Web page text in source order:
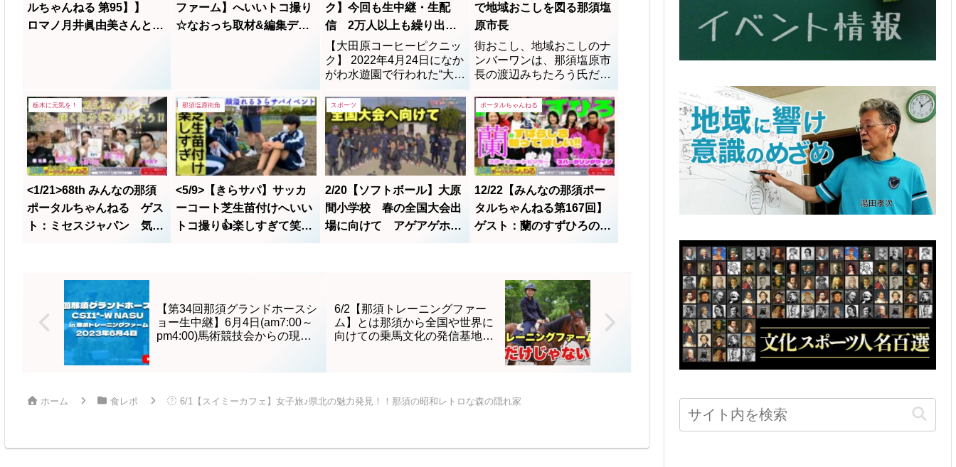
ルちゃんねる 第95】】
ロマノ月井眞由美さんと占
ファーム】へいいトコ撮り
☆なおっち取材&編集デビ
ク】今回も生中継・生配
信 2万人以上も繰り出す
大型イベント in 水遊園
【大田原コーヒーピクニッ
ク】 2022年4月24日になか
がわ水遊園で行われた“大田
原コーヒーピクニック”!! 今
年は77の店舗が出店し、2
万人以上の来場者が訪れま
した！ コーヒーの飲み比べ
や軽食、ライブもあり大盛
況でした♪ 生配信の様子を
ごらんください☆
で地域おこしを図る那須塩
原市長
街おこし、地域おこしのナ
ンバーワンは、那須塩原市
長の渡辺みちたろう氏だろ
う。情報発信力が、ずば抜
けている。近隣の長達に
は、手足も及ばない奮戦ぶ
りだ。話題作りやマスコミ
出演、定例記者会見の
youtubeへのアップ等々、
両手の指では数え切れない
ほどだ。「那須塩原市」の
名を全国区に披露...
栃木に元気を！
<1/21>68th みんなの那須
ポータルちゃんねる ゲス
ト：ミセスジャパン 気密
那須塩原街角
<5/9>【きらサパ】サッカ
ーコート芝生苗付けへいい
トコ撮り👍楽しすぎて笑顔
だらけ@いいトコ撮り。地
スポーツ
2/20【ソフトボール】大原
間小学校 春の全国大会出
場に向けて アゲアゲホイ
ポータルちゃんねる
12/22【みんなの那須ポー
タルちゃんねる第167回】
ゲスト：蘭のすずひろの鈴
【第34回那須グランドホースシ
ョー生中継】6月4日(am7:00～
pm4:00)馬術競技会からの現地
6/2【那須トレーニングファー
ム】とは那須から全国や世界に
向けての乗馬文化の発信基地と
ホーム 食レポ 6/1【スイミーカフェ】女子旅♪県北の魅力発見！！那須の昭和レトロな森の隠れ家